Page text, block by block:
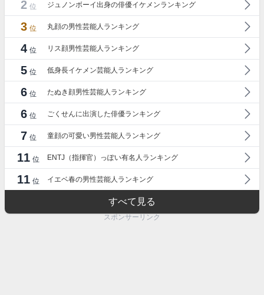
2 位 ジュノンボーイ出身の俳優イケメンランキング
3 位 丸顔の男性芸能人ランキング
4 位 リス顔男性芸能人ランキング
5 位 低身長イケメン芸能人ランキング
6 位 たぬき顔男性芸能人ランキング
6 位 ごくせんに出演した俳優ランキング
7 位 童顔の可愛い男性芸能人ランキング
11 位 ENTJ（指揮官）っぽい有名人ランキング
11 位 イエベ春の男性芸能人ランキング
すべて見る
スポンサーリンク